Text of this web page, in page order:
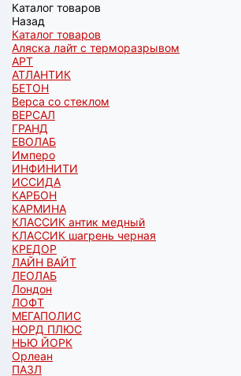
Каталог товаров
Назад
Каталог товаров
Аляска лайт с терморазрывом
АРТ
АТЛАНТИК
БЕТОН
Верса со стеклом
ВЕРСАЛ
ГРАНД
ЕВОЛАБ
Имперо
ИНФИНИТИ
ИССИДА
КАРБОН
КАРМИНА
КЛАССИК антик медный
КЛАССИК шагрень черная
КРЕДОР
ЛАЙН ВАЙТ
ЛЕОЛАБ
Лондон
ЛОФТ
МЕГАПОЛИС
НОРД ПЛЮС
НЬЮ ЙОРК
Орлеан
ПАЗЛ